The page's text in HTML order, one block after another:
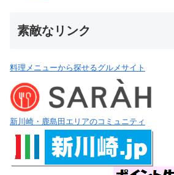
素敵なリンク
料理メニューから探せるグルメサイト
新川崎・鹿島田エリアのコミュニティ